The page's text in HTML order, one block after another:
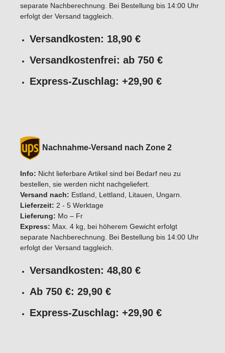
separate Nachberechnung. Bei Bestellung bis 14:00 Uhr
erfolgt der Versand taggleich.
Versandkosten: 18,90 €
Versandkostenfrei: ab 750 €
Express-Zuschlag: +29,90 €
Nachnahme-Versand nach Zone 2
Info: Nicht lieferbare Artikel sind bei Bedarf neu zu
bestellen, sie werden nicht nachgeliefert.
Versand nach: Estland, Lettland, Litauen, Ungarn.
Lieferzeit: 2 - 5 Werktage
Lieferung: Mo – Fr
Express: Max. 4 kg, bei höherem Gewicht erfolgt
separate Nachberechnung. Bei Bestellung bis 14:00 Uhr
erfolgt der Versand taggleich.
Versandkosten: 48,80 €
Ab 750 €: 29,90 €
Express-Zuschlag: +29,90 €